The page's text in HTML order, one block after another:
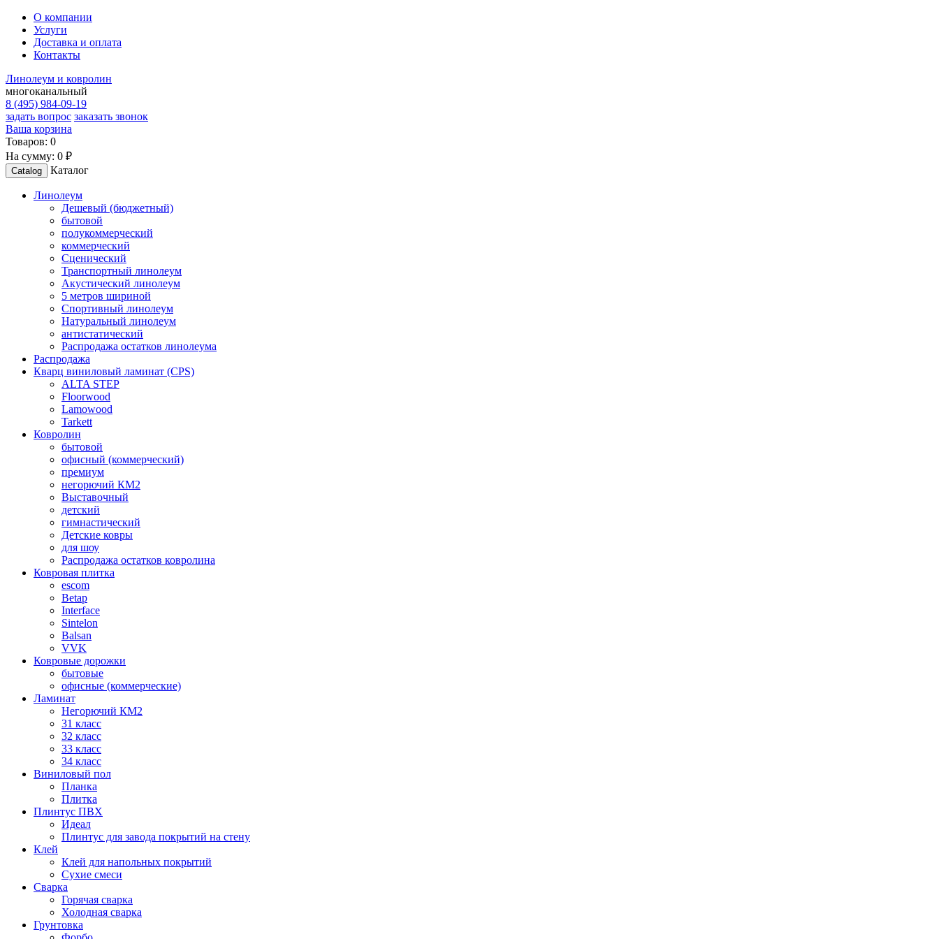
О компании
Услуги
Доставка и оплата
Контакты
Линолеум и ковролин
многоканальный
8 (495) 984-09-19
задать вопрос заказать звонок
Ваша корзина
Товаров: 0
На сумму: 0 ₽
Catalog Каталог
Линолеум
Дешевый (бюджетный)
бытовой
полукоммерческий
коммерческий
Сценический
Транспортный линолеум
Акустический линолеум
5 метров шириной
Спортивный линолеум
Натуральный линолеум
антистатический
Распродажа остатков линолеума
Распродажа
Кварц виниловый ламинат (CPS)
ALTA STEP
Floorwood
Lamowood
Tarkett
Ковролин
бытовой
офисный (коммерческий)
премиум
негорючий КМ2
Выставочный
детский
гимнастический
Детские ковры
для шоу
Распродажа остатков ковролина
Ковровая плитка
escom
Betap
Interface
Sintelon
Balsan
VVK
Ковровые дорожки
бытовые
офисные (коммерческие)
Ламинат
Негорючий КМ2
31 класс
32 класс
33 класс
34 класс
Виниловый пол
Планка
Плитка
Плинтус ПВХ
Идеал
Плинтус для завода покрытий на стену
Клей
Клей для напольных покрытий
Сухие смеси
Сварка
Горячая сварка
Холодная сварка
Грунтовка